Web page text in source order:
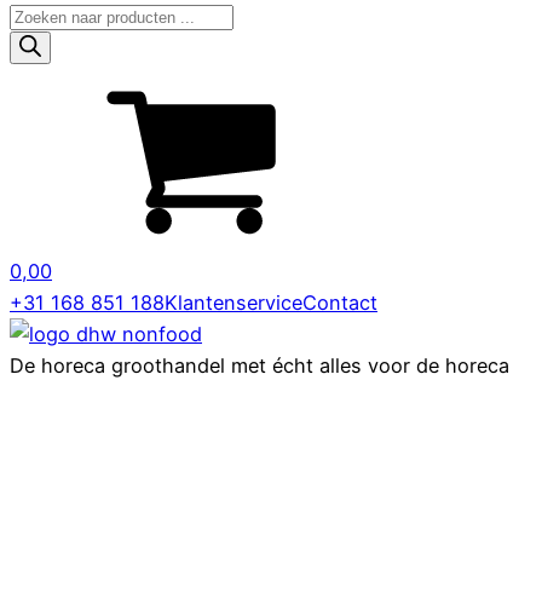
Producten
zoeken
0,00
+31 168 851 188KlantenserviceContact
De horeca groothandel met écht alles voor de horeca